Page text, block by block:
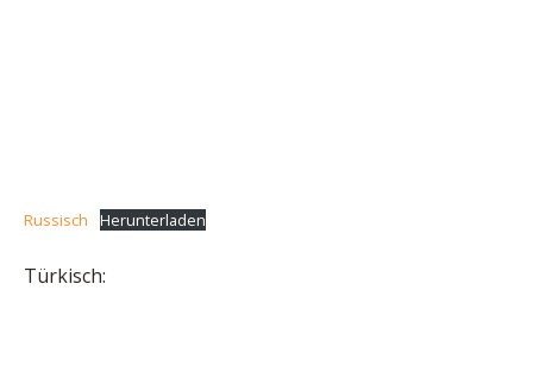
Russisch Herunterladen
Türkisch: